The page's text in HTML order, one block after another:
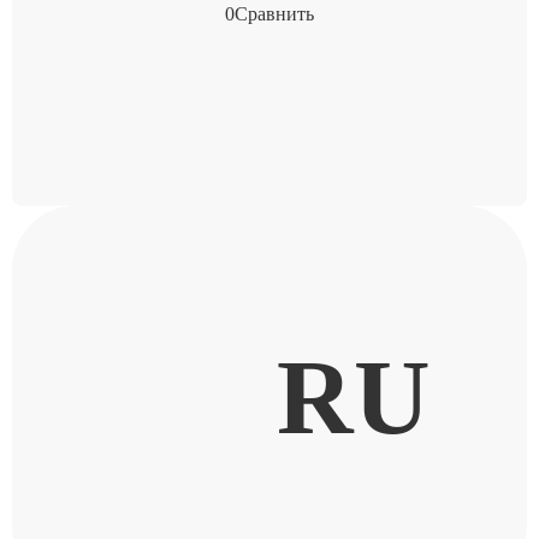
0Сравнить
RU